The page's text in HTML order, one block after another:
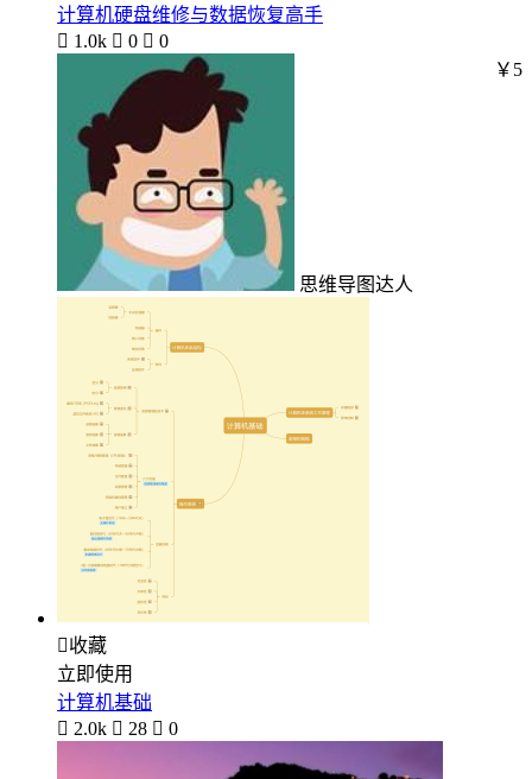
计算机硬盘维修与数据恢复高手
 1.0k  0  0
思维导图达人
￥5
收藏
立即使用
计算机基础
 2.0k  28  0